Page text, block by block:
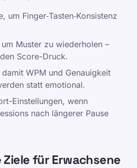
um Finger‑Tasten‑Konsistenz
Muster zu wiederholen –
Score-Druck.
WPM und Genauigkeit
statt emotional.
Einstellungen, wenn
nach längerer Pause
für Erwachsene